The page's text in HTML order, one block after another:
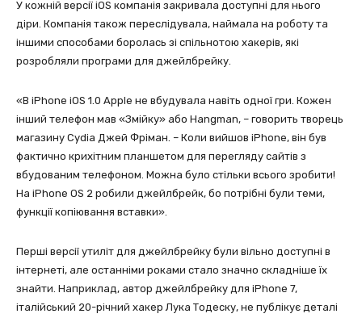
У кожній версії iOS компанія закривала доступні для нього
діри. Компанія також переслідувала, наймала на роботу та
іншими способами боролась зі спільнотою хакерів, які
розробляли програми для джейлбрейку.
«В iPhone iOS 1.0 Apple не вбудувала навіть одної гри. Кожен
інший телефон мав «Змійку» або Hangman, – говорить творець
магазину Cydia Джей Фріман. – Коли вийшов iPhone, він був
фактично крихітним планшетом для перегляду сайтів з
вбудованим телефоном. Можна було стільки всього зробити!
На iPhone OS 2 робили джейлбрейк, бо потрібні були теми,
функції копіювання вставки».
Перші версії утиліт для джейлбрейку були вільно доступні в
інтернеті, але останніми роками стало значно складніше їх
знайти. Наприклад, автор джейлбрейку для iPhone 7,
італійський 20-річний хакер Лука Тодеску, не публікує деталі